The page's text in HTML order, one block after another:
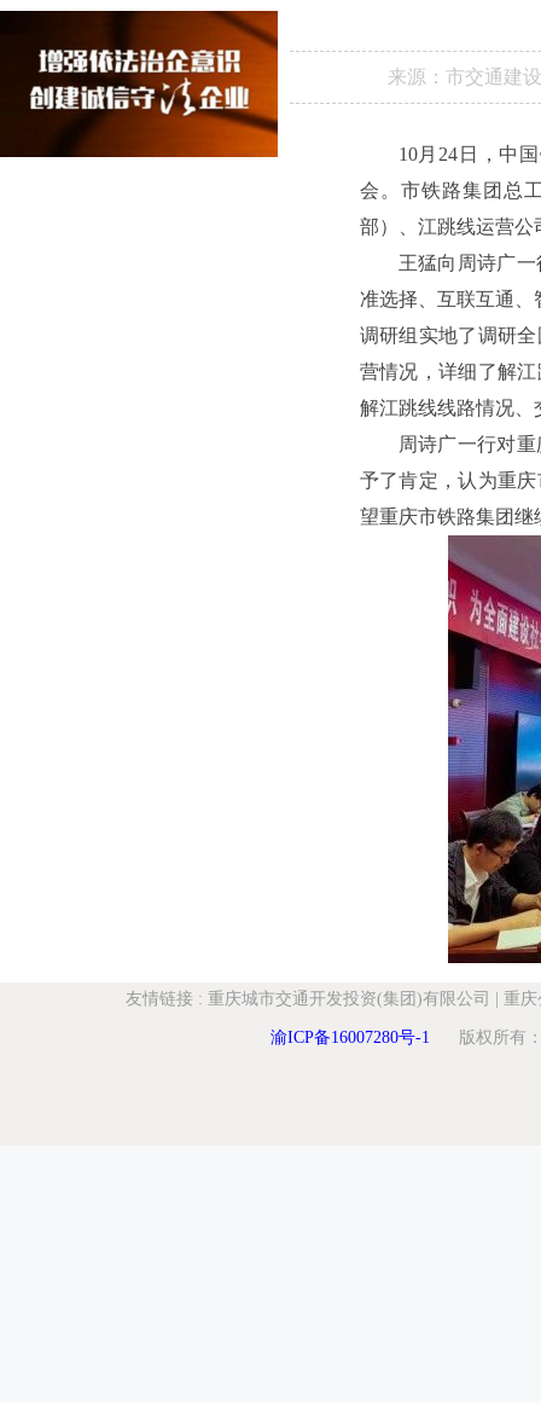
来源： 市交通建
10月24日，中
会。市铁路集团总
部）、江跳线运营公
王猛向周诗广
准选择、互联互通、
调研组实地了调研
营情况，详细了解
解江跳线线路情况、
周诗广一行对
予了肯定，认为重
望重庆市铁路集团继
友情链接 : 重庆城市交通开发投资(集团)有限公司 重庆
渝ICP备16007280号-1 版权所有：